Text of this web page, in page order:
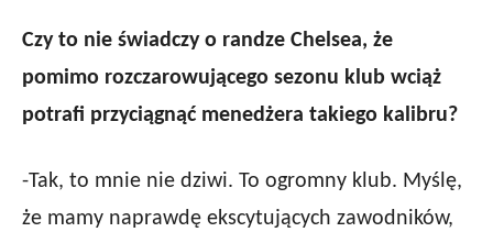
Czy to nie świadczy o randze Chelsea, że
pomimo rozczarowującego sezonu klub wciąż
potrafi przyciągnąć menedżera takiego kalibru?
-Tak, to mnie nie dziwi. To ogromny klub. Myślę,
że mamy naprawdę ekscytujących zawodników,